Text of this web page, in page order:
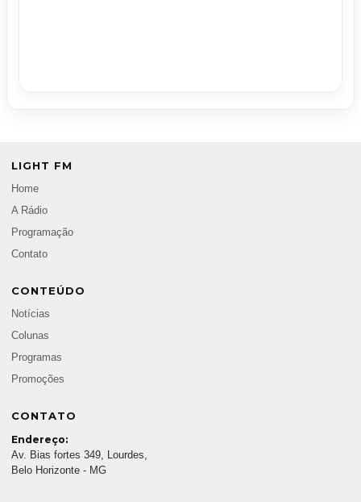
LIGHT FM
Home
A Rádio
Programação
Contato
CONTEÚDO
Notícias
Colunas
Programas
Promoções
CONTATO
Endereço:
Av. Bias fortes 349, Lourdes,
Belo Horizonte - MG